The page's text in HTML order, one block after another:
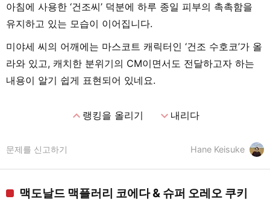
아침에 사용한 ‘건조씨’ 덕분에 하루 종일 피부의 촉촉함을
유지하고 있는 모습이 이어집니다.
미야세 씨의 어깨에는 마스코트 캐릭터인 ‘건조 수호코’가 올
라와 있고, 캐치한 분위기의 CM이면서도 전달하고자 하는
내용이 알기 쉽게 표현되어 있네요.
expand_less랭킹을 올리기 expand_more내리다
Hane Keisuke
문제를 신고하기
맥도날드 맥플러리 코에다 & 슈퍼 오레오 쿠키